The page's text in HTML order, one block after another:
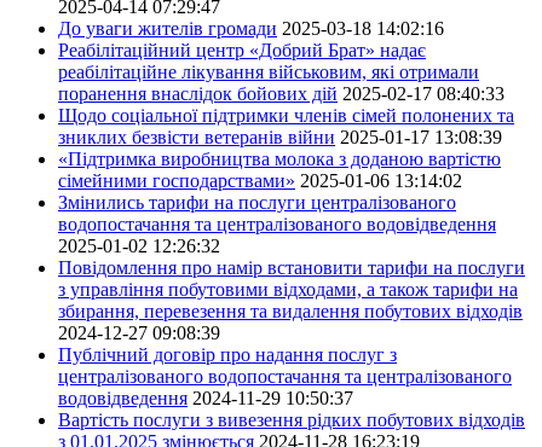
2025-04-14 07:29:47
До уваги жителів громади 2025-03-18 14:02:16
Реабілітаційний центр «Добрий Брат» надає
реабілітаційне лікування військовим, які отримали
поранення внаслідок бойових дій 2025-02-17 08:40:33
Щодо соціальної підтримки членів сімей полонених та
зниклих безвісти ветеранів війни 2025-01-17 13:08:39
«Підтримка виробництва молока з доданою вартістю
сімейними господарствами» 2025-01-06 13:14:02
Змінились тарифи на послуги централізованого
водопостачання та централізованого водовідведення
2025-01-02 12:26:32
Повідомлення про намір встановити тарифи на послуги
з управління побутовими відходами, а також тарифи на
збирання, перевезення та видалення побутових відходів
2024-12-27 09:08:39
Публічний договір про надання послуг з
централізованого водопостачання та централізованого
водовідведення 2024-11-29 10:50:37
Вартість послуги з вивезення рідких побутових відходів
з 01.01.2025 змінюється 2024-11-28 16:23:19